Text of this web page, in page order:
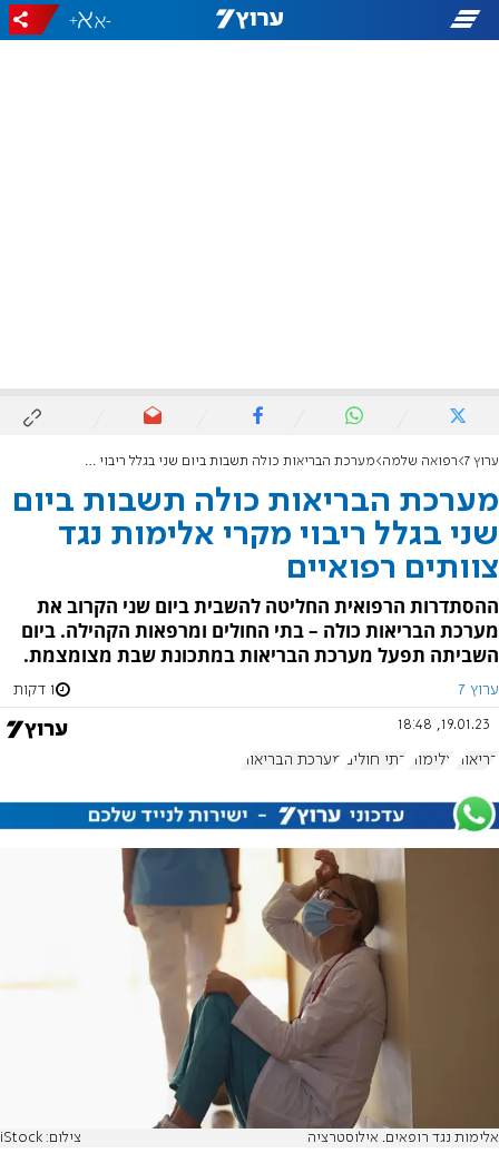
-
+
ערוץ 7 רפואה שלמה מערכת הבריאות כולה תשבות ביום שני בגלל ריבוי מקרי אלימות נגד צוותים רפואיים
מערכת הבריאות כולה תשבות ביום
שני בגלל ריבוי מקרי אלימות נגד
צוותים רפואיים
ההסתדרות הרפואית החליטה להשבית ביום שני הקרוב את
מערכת הבריאות כולה – בתי החולים ומרפאות הקהילה. ביום
השביתה תפעל מערכת הבריאות במתכונת שבת מצומצמת.
ערוץ 7 1 דקות
19.01.23, 18:48
בריאות אלימות בתי חולים מערכת הבריאות
אלימות נגד רופאים. אילוסטרציה צילום: iStock